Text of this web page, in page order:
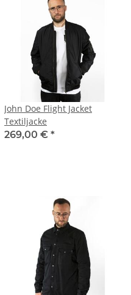
John Doe Flight Jacket
Textiljacke
269,00 € *